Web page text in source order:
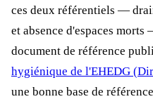
ces deux référentiels —
et absence d'espaces
document de référence
hygiénique de l'EHEDG
une bonne base de